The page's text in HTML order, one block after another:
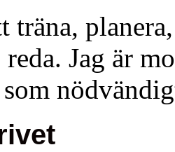
träna,
Jag är